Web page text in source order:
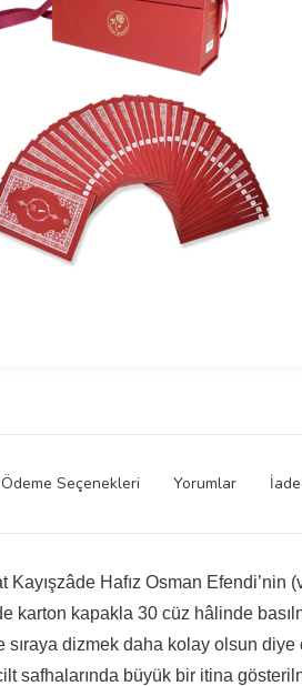
Ödeme Seçenekleri Yorumlar
Kayışzâde Hafız Osman Efendi’nin
karton kapakla 30 cüz hâlinde
dizmek daha kolay olsun diye
safhalarında büyük bir itina